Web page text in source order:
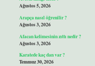
Ağustos 5, 2026
Arapça nasıl öğrenilir ?
Ağustos 3, 2026
Afacan kelimesinin zıttı nedir ?
Ağustos 3, 2026
Karatede kaç dan var ?
Temmuz 30, 2026